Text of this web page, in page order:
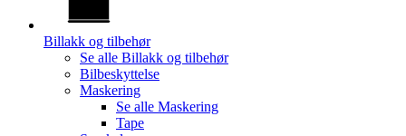
Billakk og tilbehør
Se alle Billakk og tilbehør
Bilbeskyttelse
Maskering
Se alle Maskering
Tape